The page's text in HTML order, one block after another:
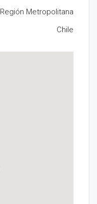
Región Metropolitana
Chile